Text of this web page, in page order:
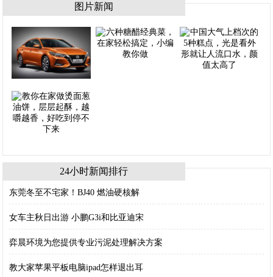
图片新闻
24小时新闻排行
东莞冬至不宅家！BJ40 燃油硬核解
女车主秋日出游 小鹏G3i和比亚迪宋
弈晨环境为您提供专业污泥处理解决方案
教大家苹果平板电脑ipad怎样退出耳